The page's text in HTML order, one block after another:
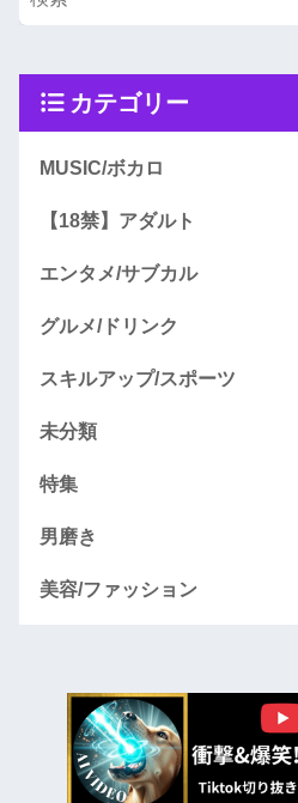
カテゴリー
MUSIC/ボカロ
【18禁】アダルト
エンタメ/サブカル
グルメ/ドリンク
スキルアップ/スポーツ
未分類
特集
男磨き
美容/ファッション